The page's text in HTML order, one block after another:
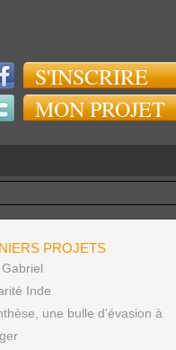
S'INSCRIRE
MON PROJET
PROJETS
Inde
une bulle d'évasion à